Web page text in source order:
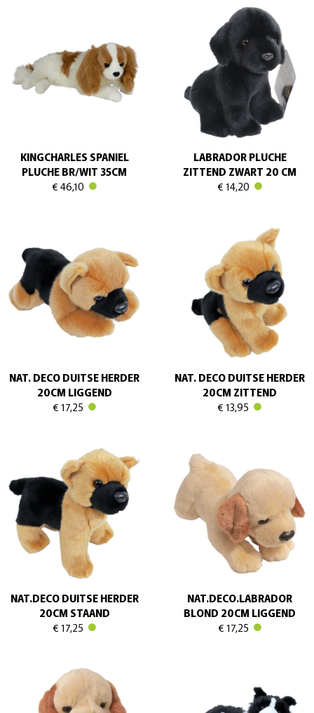
KINGCHARLES SPANIEL
PLUCHE BR/WIT 35CM
€ 46,10
LABRADOR PLUCHE
ZITTEND ZWART 20 CM
€ 14,20
NAT. DECO DUITSE HERDER
20CM LIGGEND
€ 17,25
NAT. DECO DUITSE HERDER
20CM ZITTEND
€ 13,95
NAT.DECO DUITSE HERDER
20CM STAAND
€ 17,25
NAT.DECO.LABRADOR
BLOND 20CM LIGGEND
€ 17,25